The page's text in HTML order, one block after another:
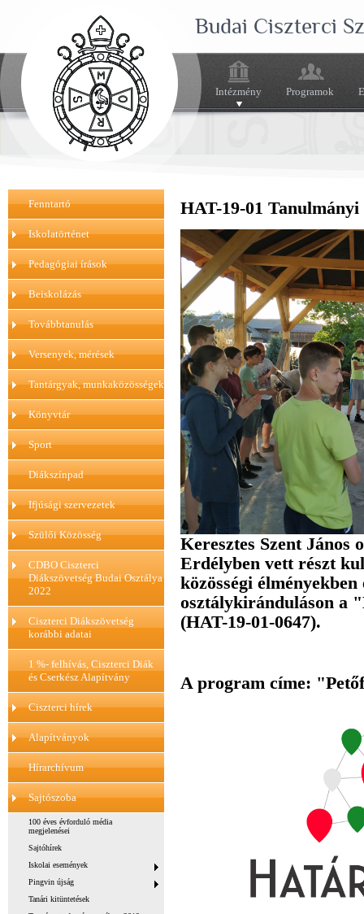
Budai Ciszterci
Intézmény Programok
Fenntartó
Iskolatörténet
Pedagógiai írások
Beiskolázás
Továbbtanulás
Versenyek, mérések
Tantárgyak, munkaközösségek
Könyvtár
Sport
Diákszínpad
Ifjúsági szervezetek
Szülői Közösség
CDBO Ciszterci
Diákszövetség Budai Osztálya
2022
Ciszterci Diákszövetség
korábbi adatai
1 %- felhívás, Ciszterci Diák
és Cserkész Alapítvány
Ciszterci hírek
Alapítványok
Hírarchívum
Sajtószoba
100 éves évforduló média
megjelenései
Sajtóhírek
Iskolai események
Pingvin újság
Tanári kitüntetések
HAT-19-01
Keresztes Szent János
Erdélyben vett részt
közösségi
osztálykiránduláson a
(HAT-19-01-0647).
A program címe: